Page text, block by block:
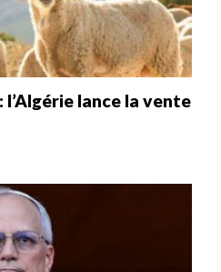
lance la vente